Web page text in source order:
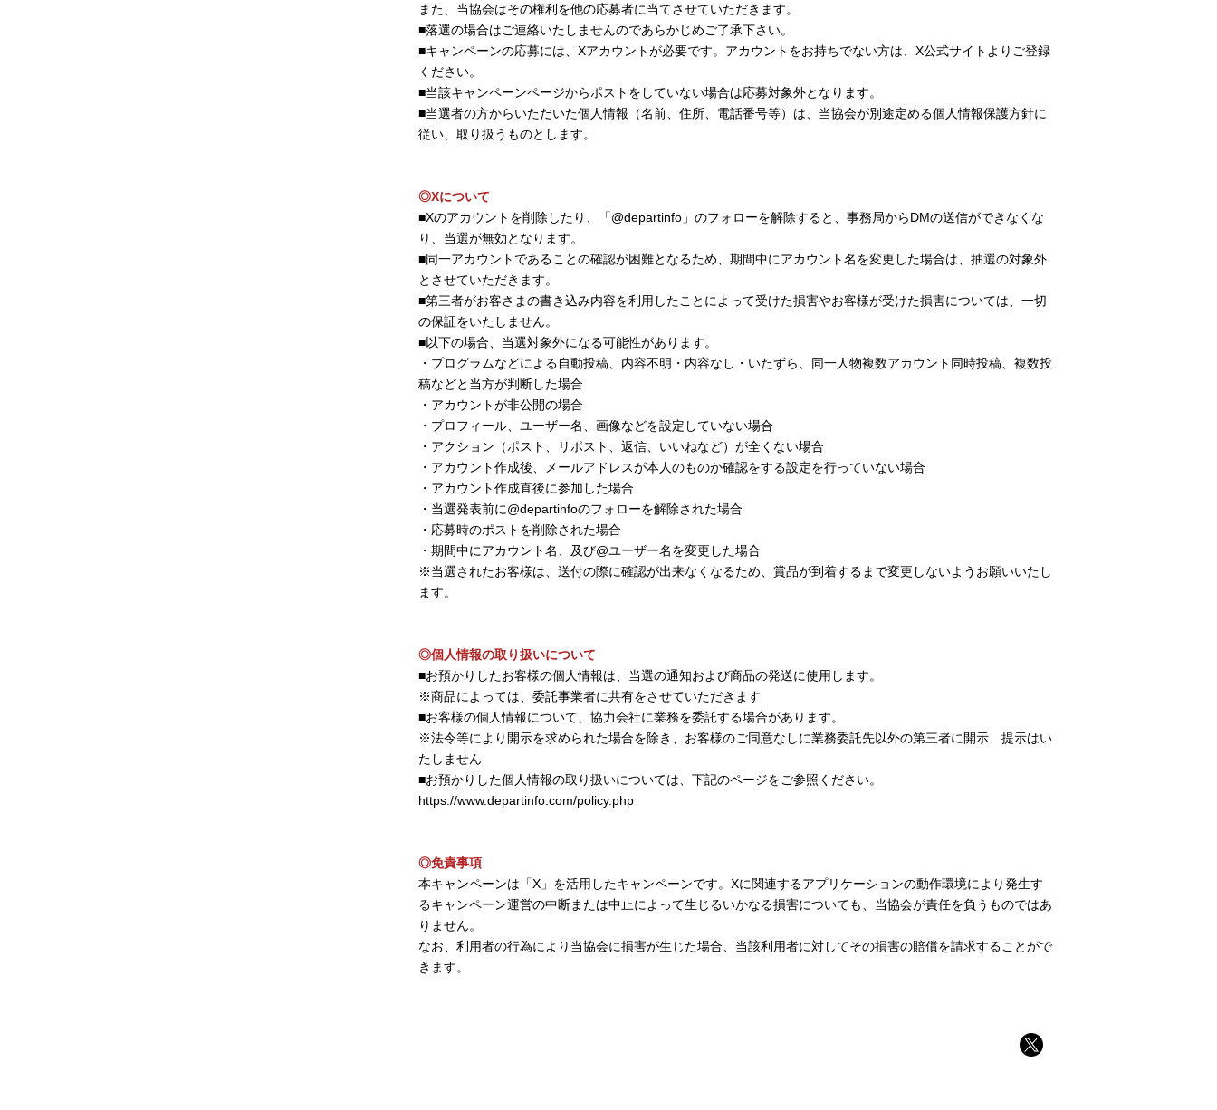
また、当協会はその権利を他の応募者に当てさせていただきます。
■落選の場合はご連絡いたしませんのであらかじめご了承下さい。
■キャンペーンの応募には、Xアカウントが必要です。アカウントをお持ちでない方は、X公式サイトよりご登録
ください。
■当該キャンペーンページからポストをしていない場合は応募対象外となります。
■当選者の方からいただいた個人情報（名前、住所、電話番号等）は、当協会が別途定める個人情報保護方針に
従い、取り扱うものとします。
◎Xについて
■Xのアカウントを削除したり、「@departinfo」のフォローを解除すると、事務局からDMの送信ができなくな
り、当選が無効となります。
■同一アカウントであることの確認が困難となるため、期間中にアカウント名を変更した場合は、抽選の対象外
とさせていただきます。
■第三者がお客さまの書き込み内容を利用したことによって受けた損害やお客様が受けた損害については、一切
の保証をいたしません。
■以下の場合、当選対象外になる可能性があります。
・プログラムなどによる自動投稿、内容不明・内容なし・いたずら、同一人物複数アカウント同時投稿、複数投
稿などと当方が判断した場合
・アカウントが非公開の場合
・プロフィール、ユーザー名、画像などを設定していない場合
・アクション（ポスト、リポスト、返信、いいねなど）が全くない場合
・アカウント作成後、メールアドレスが本人のものか確認をする設定を行っていない場合
・アカウント作成直後に参加した場合
・当選発表前に@departinfoのフォローを解除された場合
・応募時のポストを削除された場合
・期間中にアカウント名、及び@ユーザー名を変更した場合
※当選されたお客様は、送付の際に確認が出来なくなるため、賞品が到着するまで変更しないようお願いいたし
ます。
◎個人情報の取り扱いについて
■お預かりしたお客様の個人情報は、当選の通知および商品の発送に使用します。
※商品によっては、委託事業者に共有をさせていただきます
■お客様の個人情報について、協力会社に業務を委託する場合があります。
※法令等により開示を求められた場合を除き、お客様のご同意なしに業務委託先以外の第三者に開示、提示はい
たしません
■お預かりした個人情報の取り扱いについては、下記のページをご参照ください。
https://www.departinfo.com/policy.php
◎免責事項
本キャンペーンは「X」を活用したキャンペーンです。Xに関連するアプリケーションの動作環境により発生す
るキャンペーン運営の中断または中止によって生じるいかなる損害についても、当協会が責任を負うものではあ
りません。
なお、利用者の行為により当協会に損害が生じた場合、当該利用者に対してその損害の賠償を請求することがで
きます。